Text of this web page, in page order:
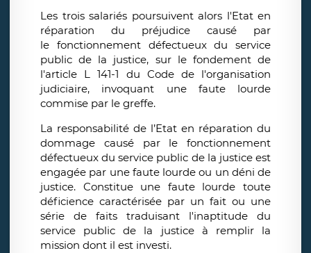
Les trois salariés poursuivent alors l'Etat en
réparation du préjudice causé par
le fonctionnement défectueux du service
public de la justice, sur le fondement de
l'article L 141-1 du Code de l'organisation
judiciaire, invoquant une faute lourde
commise par le greffe.
La responsabilité de l’Etat en réparation du
dommage causé par le fonctionnement
défectueux du service public de la justice est
engagée par une faute lourde ou un déni de
justice. Constitue une faute lourde toute
déficience caractérisée par un fait ou une
série de faits traduisant l'inaptitude du
service public de la justice à remplir la
mission dont il est investi.